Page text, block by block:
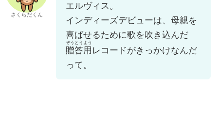
さくらだくん
エルヴィス。
インディーズデビューは、母親を
喜ばせるために歌を吹き込んだ
贈答用
ぞうとうよう
レコードがきっかけなんだ
って。